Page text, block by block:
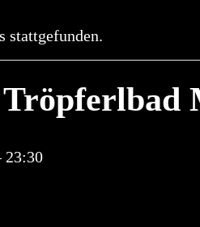
stattgefunden.
23:30